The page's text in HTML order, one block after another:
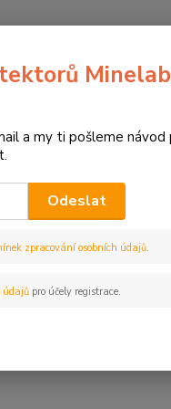
prodejce detektorů
zde tipy a rady pro
a závodech. Ať už jste
a my ti pošleme návod
Odeslat
zpracování osobních údajů.
údajůpro účely registrace.